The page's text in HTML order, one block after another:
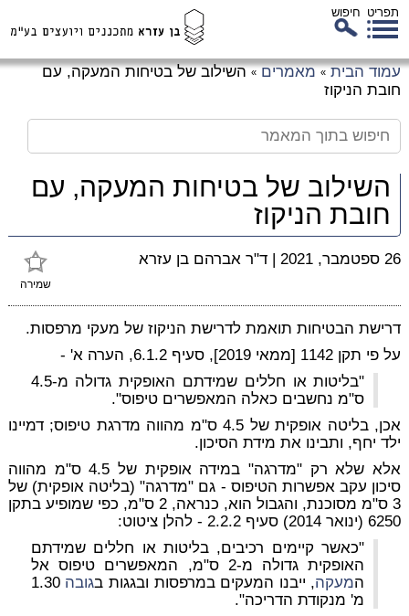
תפריט חיפוש
עמוד הבית » מאמרים » השילוב של בטיחות המעקה, עם
חובת הניקוז
השילוב של בטיחות המעקה, עם
חובת הניקוז
שמירה
26 ספטמבר, 2021 | ד"ר אברהם בן עזרא
דרישת הבטיחות תואמת לדרישת הניקוז של מעקי מרפסות.
על פי תקן 1142 [ממאי 2019], סעיף 6.1.2, הערה א' -
"בליטות או חללים שמידתם האופקית גדולה מ-4.5
ס"מ נחשבים כאלה המאפשרים טיפוס".
אכן, בליטה אופקית של 4.5 ס"מ מהווה מדרגת טיפוס; דמיינו
ילד יחף, ותבינו את מידת הסיכון.
אלא שלא רק "מדרגה" במידה אופקית של 4.5 ס"מ מהווה
סיכון עקב אפשרות הטיפוס - גם "מדרגה" (בליטה אופקית) של
3 ס"מ מסוכנת, והגבול הוא, כנראה, 2 ס"מ, כפי שמופיע בתקן
6250 (ינואר 2014) סעיף 2.2.2 - להלן ציטוט:
"כאשר קיימים רכיבים, בליטות או חללים שמידתם
האופקית גדולה מ-2 ס"מ, המאפשרים טיפוס אל
המעקה, ייבנו המעקים במרפסות ובגגות בגובה 1.30
מ' מנקודת הדריכה".